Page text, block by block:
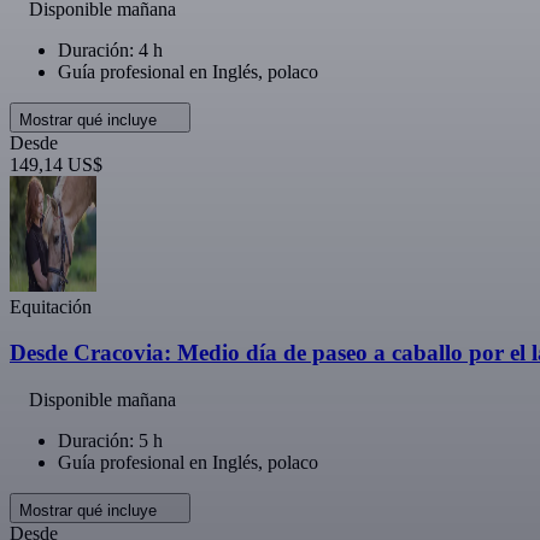
Disponible mañana
Duración: 4 h
Guía profesional en Inglés, polaco
Mostrar qué incluye
Desde
149,14 US$
Equitación
Desde Cracovia: Medio día de paseo a caballo por el
Disponible mañana
Duración: 5 h
Guía profesional en Inglés, polaco
Mostrar qué incluye
Desde